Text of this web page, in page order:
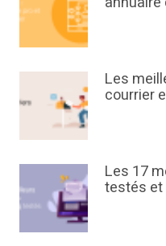
Les
courrier
Les 17
testés